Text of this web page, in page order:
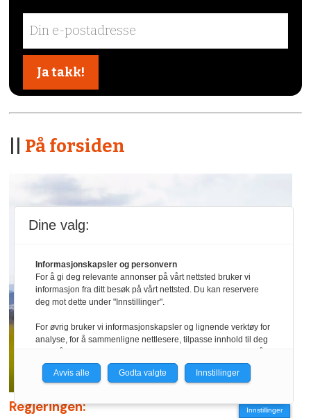
På forsiden
Regjeringen: Innstillinger
Dine valg:
Informasjonskapsler og personvern
For å gi deg relevante annonser på vårt nettsted bruker vi
informasjon fra ditt besøk på vårt nettsted. Du kan reservere
deg mot dette under "Innstillinger".
For øvrig bruker vi informasjonskapsler og lignende verktøy for
analyse, for å sammenligne nettlesere, tilpasse innhold til deg
personvernerklæring.
du få relevante annonser på nettstedene til medlemmene i
nettverket basert på informasjon fra dine besøk på tvers av
Avvis alle Godta valgte Innstillinger